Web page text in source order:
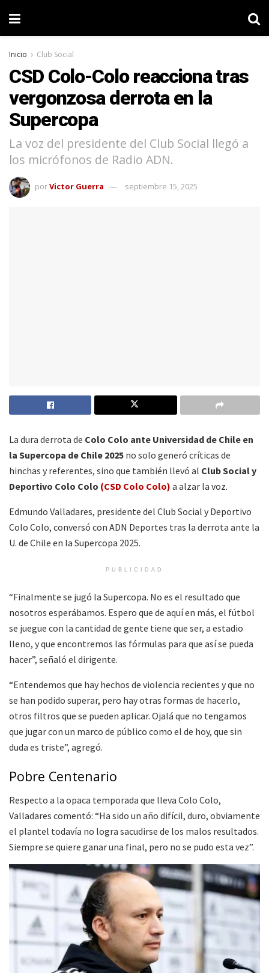
Inicio Club Social
CSD Colo-Colo reacciona tras
vergonzosa derrota en la
Supercopa
La voz del presidente del Club Social llegó a
los micrófonos de Radio ADN.
porVictor Guerra septiembre 15, 2025
La dura derrota de Colo Colo ante Universidad de Chile en
la Supercopa de Chile 2025 no solo generó críticas de
hinchas y referentes, sino que también llevó al Club Social y
Deportivo Colo Colo (CSD Colo Colo) a alzar la voz.
Edmundo Valladares, presidente del Club Social y Deportivo
Colo Colo, conversó con ADN Deportes tras la derrota ante la
U. de Chile en la Supercopa 2025.
PUBLICIDAD
“Finalmente se jugó la Supercopa. No es el resultado que
nosotros esperábamos. Espero que de aquí en más, el fútbol
se juegue con la cantidad de gente tiene que ser, a estadio
lleno, y que encontremos las fórmulas para que así se pueda
hacer”, señaló el dirigente.
“Entendemos que hay hechos de violencia recientes y que no
se han podido superar, pero hay otras formas de hacerlo,
otros filtros que se pueden aplicar. Ojalá que no tengamos
que jugar con un marco de público como el de hoy, que sin
duda es triste”, agregó.
Pobre Centenario
Respecto a la opaca temporada que lleva Colo Colo,
Valladares comentó: “Ha sido un año difícil, duro, obviamente
el plantel todavía no logra sacudirse de los malos resultados.
Siempre se quiere ganar una final, pero no se pudo esta vez”.